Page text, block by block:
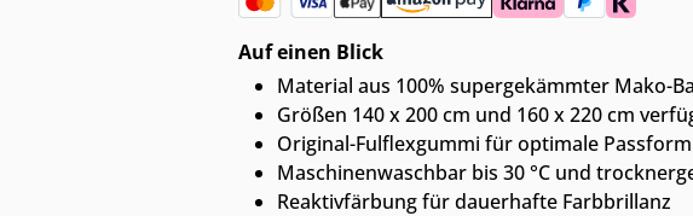
Auf einen Blick
Material aus 100% supergekämmter Mako-
Größen 140 x 200 cm und 160 x 220 cm
Original-Fulflexgummi für optimale Passform
Maschinenwaschbar bis 30 °C und
Reaktivfärbung für dauerhafte Farbbrillanz